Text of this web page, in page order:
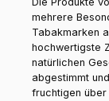
mehrere
Tabakmarken
hochwertigste
natürlichen
abgestimmt
fruchtigen über